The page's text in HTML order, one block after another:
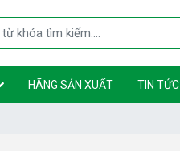
HÃNG SẢN XUẤT TIN TỨC